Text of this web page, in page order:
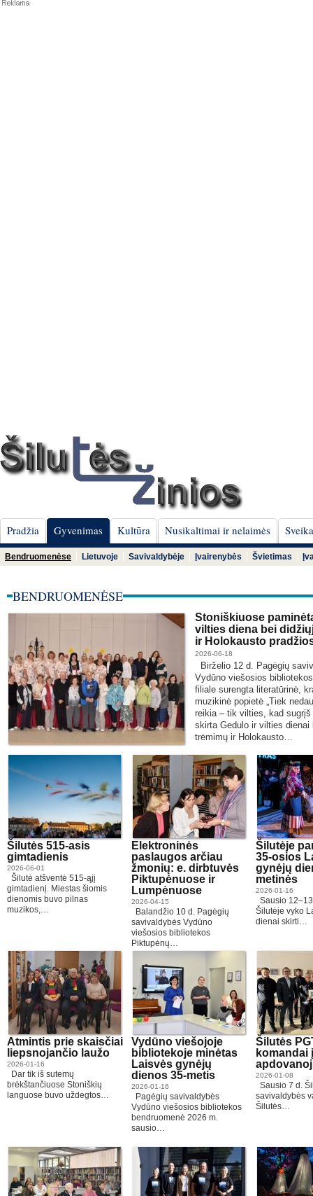
Pradžia Gyvenimas Kultūra Nusikaltimai ir nelaimės
Bendruomenėse Lietuvoje Savivaldybėje Įvairenybės Švietimas
BENDRUOMENĖSE
Stoniškiuose
vilties diena bei
ir Holokausto
2026-06-18
Birželio 12 d. Pagėgių
Vydūno viešosios
filiale surengta literatūrinė,
muzikinė popietė „Tiek
reikia – tik vilties, kad
skirta Gedulo ir vilties dienai
trėmimų ir Holokausto…
Šilutės 515-asis
gimtadienis
2026-06-01
Šilutė atšventė 515-ąjį
gimtadienį. Miestas šiomis
dienomis buvo pilnas
muzikos,…
Elektroninės
paslaugos arčiau
žmonių: e. dirbtuvės
Piktupėnuose ir
Lumpėnuose
2026-04-15
Balandžio 10 d. Pagėgių
savivaldybės Vydūno
viešosios bibliotekos
Piktupėnų…
Šilutėje
35-osios
gynėjų
metinės
2026-01-16
Sausio
Šilutėje vyko
dienai skirti…
Atmintis prie skaisčiai
liepsnojančio laužo
2026-01-16
Dar tik iš sutemų
brėkštančiuose Stoniškių
languose buvo uždegtos…
Vydūno viešojoje
bibliotekoje minėtas
Laisvės gynėjų
dienos 35-metis
2026-01-16
Pagėgių savivaldybės
Vydūno viešosios bibliotekos
bendruomenė 2026 m.
sausio…
Šilutės
komandai
2026-01-08
Sausio 7 d.
savivaldybės
Šilutės…